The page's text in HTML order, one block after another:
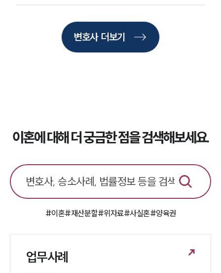
공지사항
법률 블로그
뉴스레터/브로슈어
변호사 더보기
이혼에 대해 더 궁금한 점을 검색해보세요.
#이혼#재산분할#위자료#사실혼#양육권
업무사례